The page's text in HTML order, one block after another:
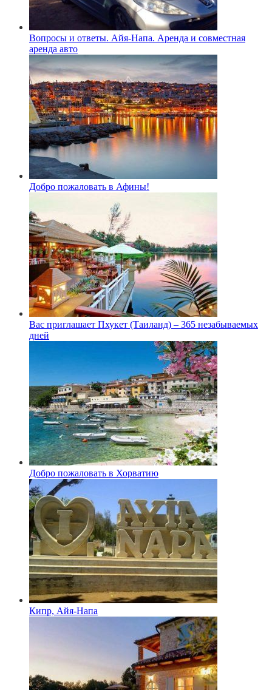
Вопросы и ответы. Айя-Напа. Аренда и совместная
аренда авто
Добро пожаловать в Афины!
Вас приглашает Пхукет (Таиланд) – 365 незабываемых
дней
Добро пожаловать в Хорватию
Кипр, Айя-Напа